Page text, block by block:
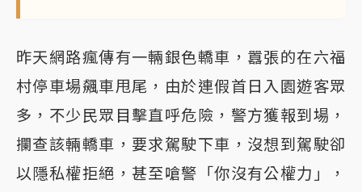
昨天網路瘋傳有一輛銀色轎車，囂張的在六福
村停車場飆車甩尾，由於連假首日入園遊客眾
多，不少民眾目擊直呼危險，警方獲報到場，
攔查該輛轎車，要求駕駛下車，沒想到駕駛卻
以隱私權拒絕，甚至嗆警「你沒有公權力」，